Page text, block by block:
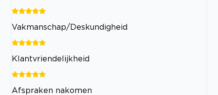
Vakmanschap/Deskundigheid
Klantvriendelijkheid
Afspraken nakomen